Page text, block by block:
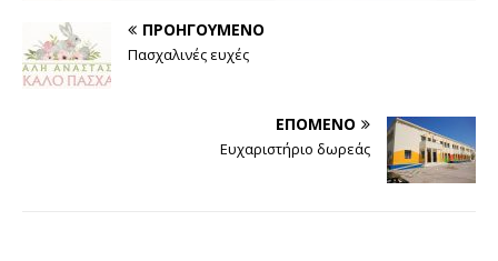
ΠΡΟΗΓΟΎΜΕΝΟ
Πασχαλινές ευχές
ΕΠΌΜΕΝΟ
Ευχαριστήριο δωρεάς